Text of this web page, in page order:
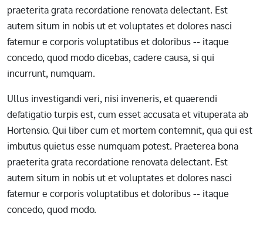
praeterita grata recordatione renovata delectant. Est
autem situm in nobis ut et voluptates et dolores nasci
fatemur e corporis voluptatibus et doloribus -- itaque
concedo, quod modo dicebas, cadere causa, si qui
incurrunt, numquam.
Ullus investigandi veri, nisi inveneris, et quaerendi
defatigatio turpis est, cum esset accusata et vituperata ab
Hortensio. Qui liber cum et mortem contemnit, qua qui est
imbutus quietus esse numquam potest. Praeterea bona
praeterita grata recordatione renovata delectant. Est
autem situm in nobis ut et voluptates et dolores nasci
fatemur e corporis voluptatibus et doloribus -- itaque
concedo, quod modo.